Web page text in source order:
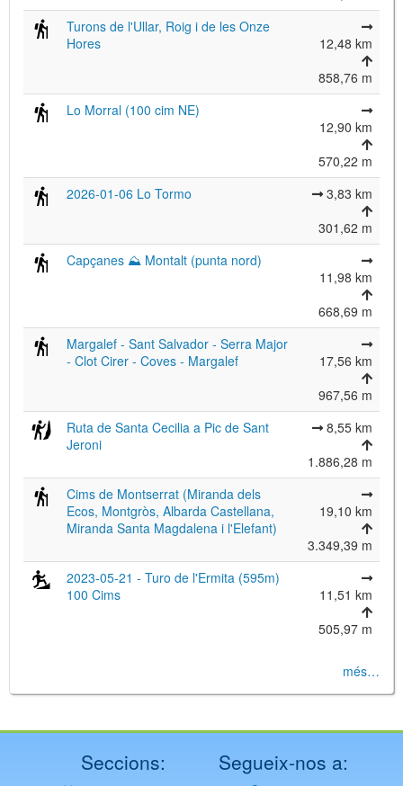
Turons de l'Ullar, Roig i de les Onze
Hores
12,48 km
858,76 m
Lo Morral (100 cim NE)
12,90 km
570,22 m
2026-01-06 Lo Tormo
3,83 km
301,62 m
Capçanes ⛰ Montalt (punta nord)
11,98 km
668,69 m
Margalef - Sant Salvador - Serra Major
- Clot Cirer - Coves - Margalef
17,56 km
967,56 m
Ruta de Santa Cecilia a Pic de Sant
Jeroni
8,55 km
1.886,28 m
Cims de Montserrat (Miranda dels
Ecos, Montgròs, Albarda Castellana,
Miranda Santa Magdalena i l'Elefant)
19,10 km
3.349,39 m
2023-05-21 - Turo de l'Ermita (595m)
100 Cims
11,51 km
505,97 m
més…
Seccions: Segueix-nos a: